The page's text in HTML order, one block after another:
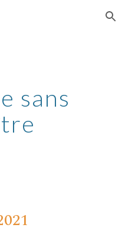
Skip to navigation
sans